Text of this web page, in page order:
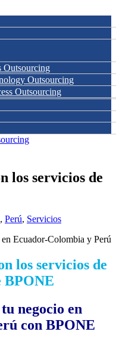
Outsourcing
Outsourcing
Outsourcing
los servicios de
, Perú, Servicios
los servicios de
BPONE
negocio en
con BPONE